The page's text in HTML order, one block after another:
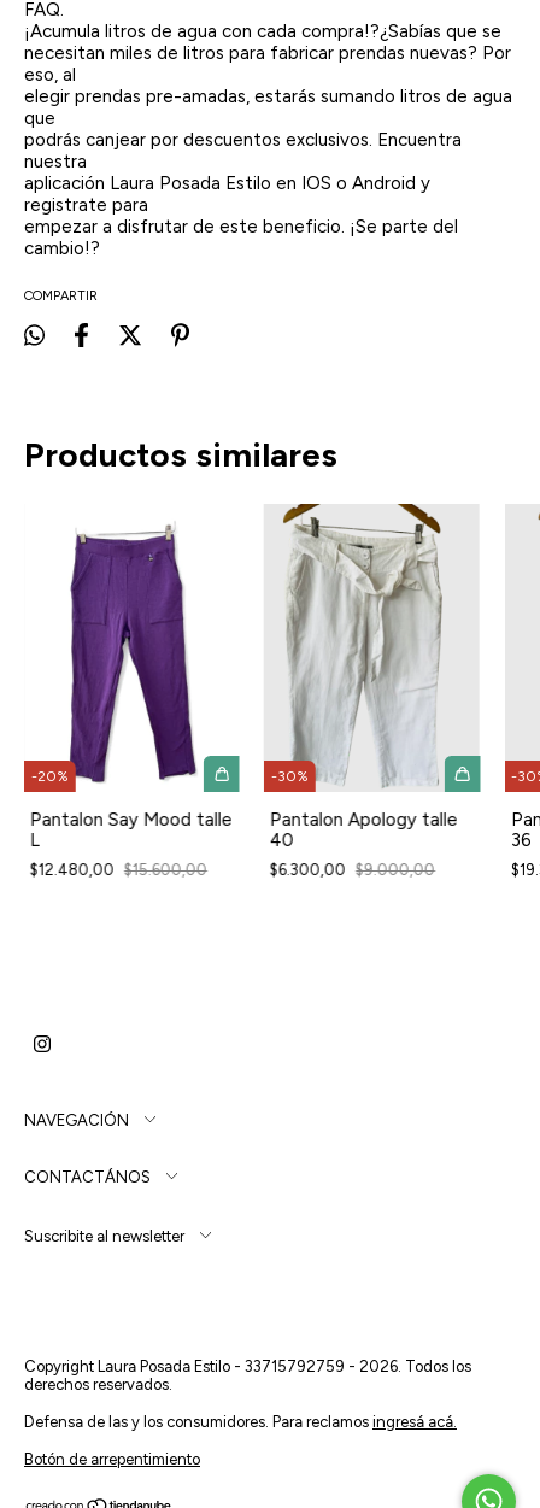
FAQ.
¡Acumula litros de agua con cada compra!?¿Sabías que se
necesitan miles de litros para fabricar prendas nuevas? Por
eso, al
elegir prendas pre-amadas, estarás sumando litros de agua
que
podrás canjear por descuentos exclusivos. Encuentra
nuestra
aplicación Laura Posada Estilo en IOS o Android y
registrate para
empezar a disfrutar de este beneficio. ¡Se parte del
cambio!?
COMPARTIR
Productos similares
-20%
Pantalon Say Mood talle
L
$12.480,00 $15.600,00
-30%
Pantalon Apology talle
40
$6.300,00 $9.000,00
-30
36
NAVEGACIÓN
CONTACTÁNOS
Suscribite al newsletter
Copyright Laura Posada Estilo - 33715792759 - 2026. Todos los
derechos reservados.
Defensa de las y los consumidores. Para reclamos ingresá acá.
Botón de arrepentimiento